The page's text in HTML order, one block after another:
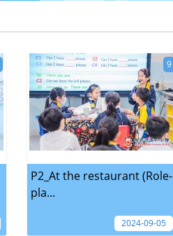
P2_At the restaurant (Role-
pla...
9
2024-09-05